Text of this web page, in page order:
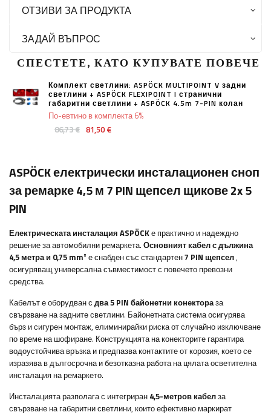
ОТЗИВИ ЗА ПРОДУКТА
ЗАДАЙ ВЪПРОС
СПЕСТЕТЕ, КАТО КУПУВАТЕ ПОВЕЧЕ
Комплект светлини: ASPÖCK MULTIPOINT V задни
светлини + ASPÖCK FLEXIPOINT I странични
габаритни светлини + ASPÖCK 4.5m 7-PIN колан
86,73 € 81,50 €
По-евтино в комплекта 6%
ASPÖCK електрически инсталационен сноп
за ремарке 4,5 м 7 PIN щепсел щикове 2x 5
PIN
Електрическата инсталация ASPÖCKе практично и надеждно
решение за автомобилни ремаркета. Основният кабел с дължина
4,5 метра и 0,75 mm² е снабден със стандартен7 PIN щепсел,
осигуряващ универсална съвместимост с повечето превозни
средства.
Кабелът е оборудван с два 5 PIN байонетни конектораза
свързване на задните светлини. Байонетната система осигурява
бърз и сигурен монтаж, елиминирайки риска от случайно изключване
по време на шофиране. Конструкцията на конекторите гарантира
водоустойчива връзка и предпазва контактите от корозия, което се
изразява в дългосрочна и безотказна работа на цялата осветителна
инсталация на ремаркето.
Инсталацията разполага с интегриран 4,5-метров кабелза
свързване на габаритни светлини, които ефективно маркират